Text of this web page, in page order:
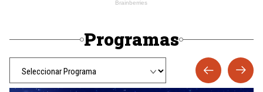
Programas